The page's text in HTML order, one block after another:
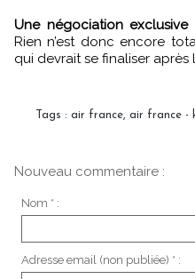
Une négociation
Rien n’est donc encore
qui devrait se finaliser après
Tags : air france, air france -
Nouveau commentaire :
Nom * :
Adresse email (non publiée) * :